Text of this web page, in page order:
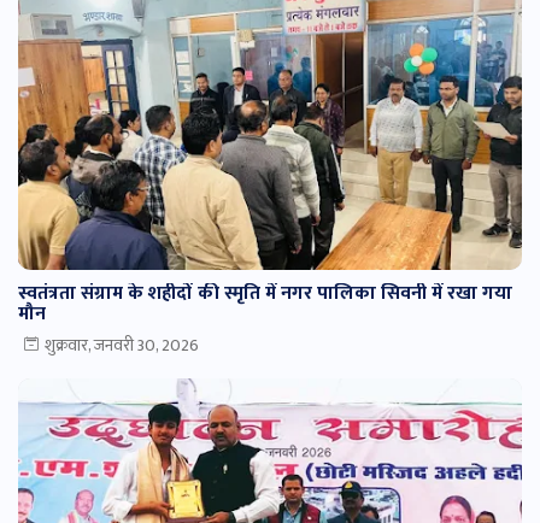
स्वतंत्रता संग्राम के शहीदों की स्मृति में नगर पालिका सिवनी में रखा गया
मौन
शुक्रवार, जनवरी 30, 2026